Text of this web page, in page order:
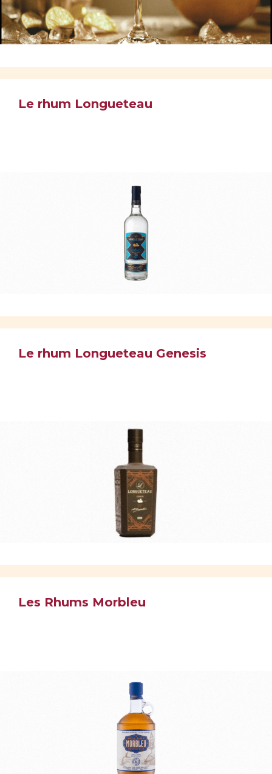
Le rhum Longueteau
Le rhum Longueteau Genesis
Les Rhums Morbleu